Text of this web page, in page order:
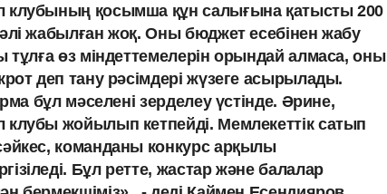
клубының қосымша құн салығына қатысты 200
жабылған жоқ. Оны бюджет есебінен жабу
тұлға өз міндеттемелерін орындай алмаса, оны
деп тану рәсімдері жүзеге асырылады.
бұл мәселені зерделеу үстінде. Әрине,
жойылып кетпейді. Мемлекеттік сатып
команданы конкурс арқылы
Бұл ретте, жастар және балалар